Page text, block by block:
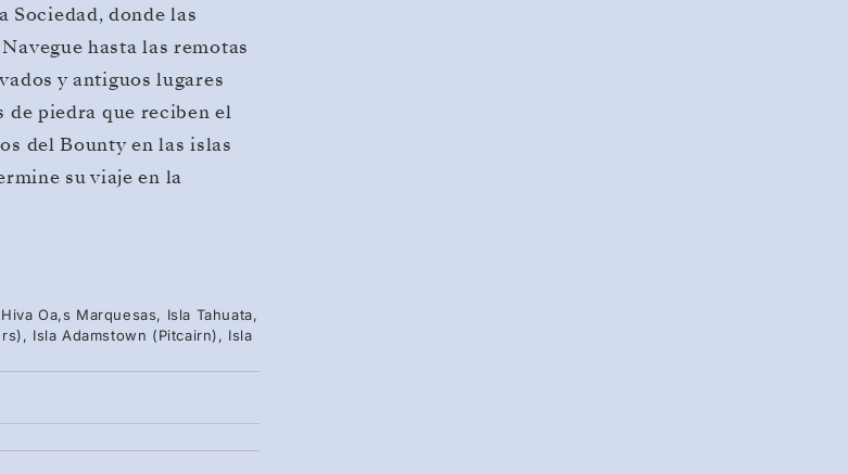
Sociedad, donde las
hasta las remotas
y antiguos lugares
de piedra que reciben el
del Bounty en las islas
su viaje en la
Oa,s Marquesas, Isla Tahuata,
Isla Adamstown (Pitcairn), Isla